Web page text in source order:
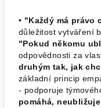
• "Každý má právo
důležitost vytváření
"Pokud někomu
odpovědnosti za
druhým tak, jak
základní princip
- podporuje
pomáhá,